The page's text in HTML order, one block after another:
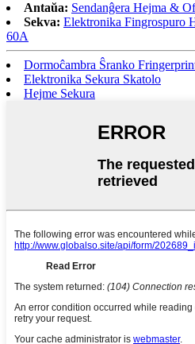
Antaŭa: Sendanĝera Hejma &
Sekva: Elektronika Fingrospuro
60A
Dormoĉambra Ŝranko
Elektronika Sekura Skatolo
Hejme Sekura